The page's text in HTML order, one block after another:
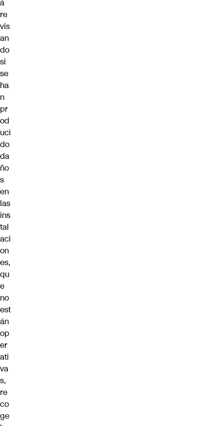
á
re
vis
an
do
si
se
ha
n
pr
od
uci
do
da
ño
s
en
las
ins
tal
aci
on
es,
qu
e
no
est
án
op
er
ati
va
s,
re
co
ge